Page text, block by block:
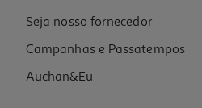
Seja nosso fornecedor
Campanhas e Passatempos
Auchan&Eu